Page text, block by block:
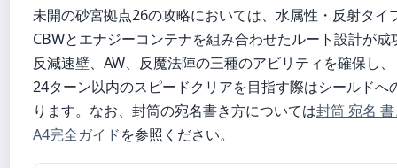
未開の砂宮拠点26の攻略においては、水属性・反射タイ
CBWとエナジーコンテナを組み合わせたルート設計が
反減速壁、AW、反魔法陣の三種のアビリティを確保し、
24ターン以内のスピードクリアを目指す際はシールド
ります。なお、封筒の宛名書き方については封筒 宛名
A4完全ガイドを参照ください。